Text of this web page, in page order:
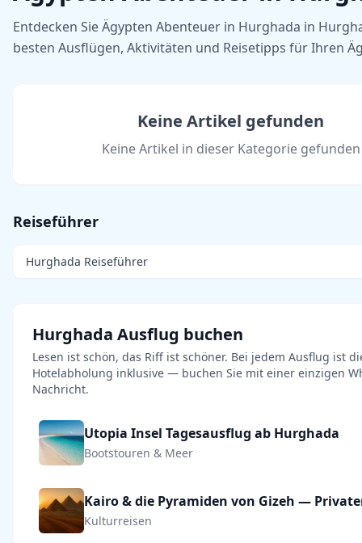
Entdecken Sie Ägypten Abenteuer in Hurghada in
besten Ausflügen, Aktivitäten und Reisetipps für Ihren
Keine Artikel gefunden
Keine Artikel in dieser Kategorie gefunden
Reiseführer
Hurghada Reiseführer
Hurghada Ausflug buchen
Lesen ist schön, das Riff ist schöner. Bei jedem Ausflug ist
Hotelabholung inklusive — buchen Sie mit einer einzigen
Nachricht.
Utopia Insel Tagesausflug ab Hurghada
Bootstouren & Meer
Kulturreisen